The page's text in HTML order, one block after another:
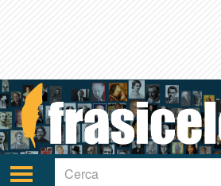
Attiva/disattiva
navigazione